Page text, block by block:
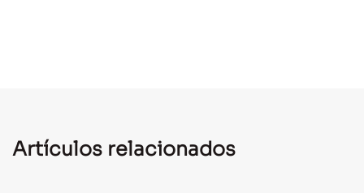
Artículos relacionados